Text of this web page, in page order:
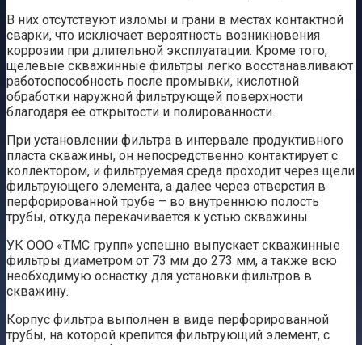
В них отсутствуют изломы и грани в местах контактной
сварки, что исключает вероятность возникновения
коррозии при длительной эксплуатации. Кроме того,
щелевые скважинные фильтры легко восстанавливают
работоспособность после промывки, кислотной
обработки наружной фильтрующей поверхности
благодаря её открытости и полированности.
При установлении фильтра в интервале продуктивного
пласта скважины, он непосредственно контактирует с
коллектором, и фильтруемая среда проходит через щели
фильтрующего элемента, а далее через отверстия в
перфорированной трубе – во внутреннюю полость
трубы, откуда перекачивается к устью скважины.
УК ООО «ТМС групп» успешно выпускает скважинные
фильтры диаметром от 73 мм до 273 мм, а также всю
необходимую оснастку для установки фильтров в
скважину.
Корпус фильтра выполнен в виде перфорированной
трубы, на которой крепится фильтрующий элемент, с